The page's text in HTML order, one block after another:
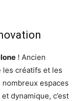
! Ancien
créatifs et les
espaces
dynamique, c’est